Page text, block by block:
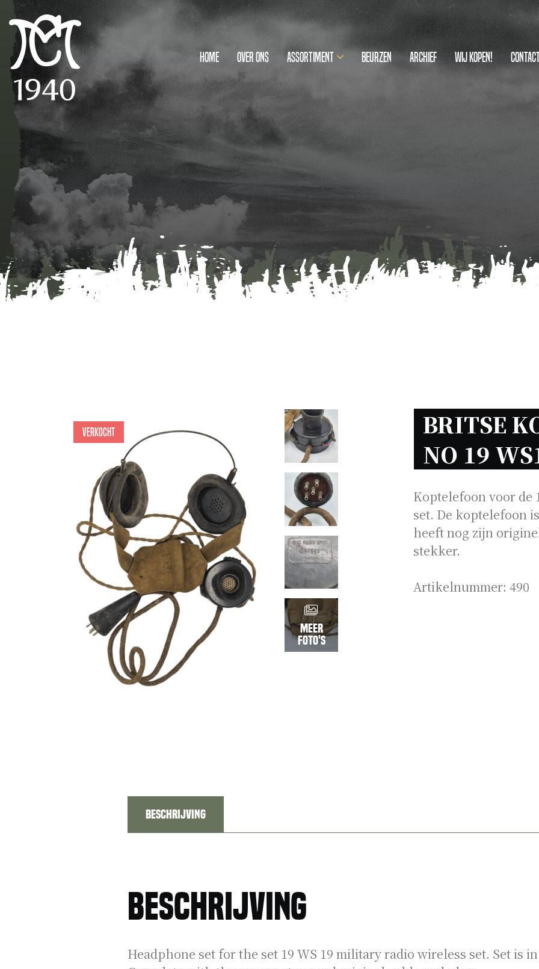
Home Over ons Assortiment Beurzen Archief Wij kopen!
Verkocht
Meer
foto's
BRITSE
NO 19
Koptelefoon voor de
set. De koptelefoon
heeft nog zijn
stekker.
Artikelnummer: 490
Beschrijving
Beschrijving
Headphone set for the set 19 WS 19 military radio wireless set. Set is